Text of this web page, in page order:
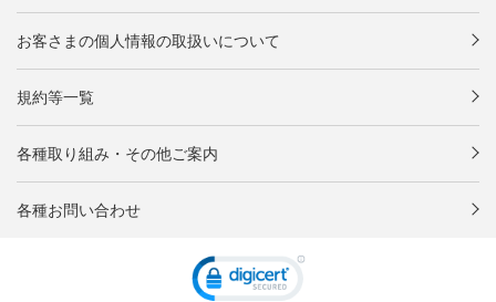
お客さまの個人情報の取扱いについて
規約等一覧
各種取り組み・その他ご案内
各種お問い合わせ